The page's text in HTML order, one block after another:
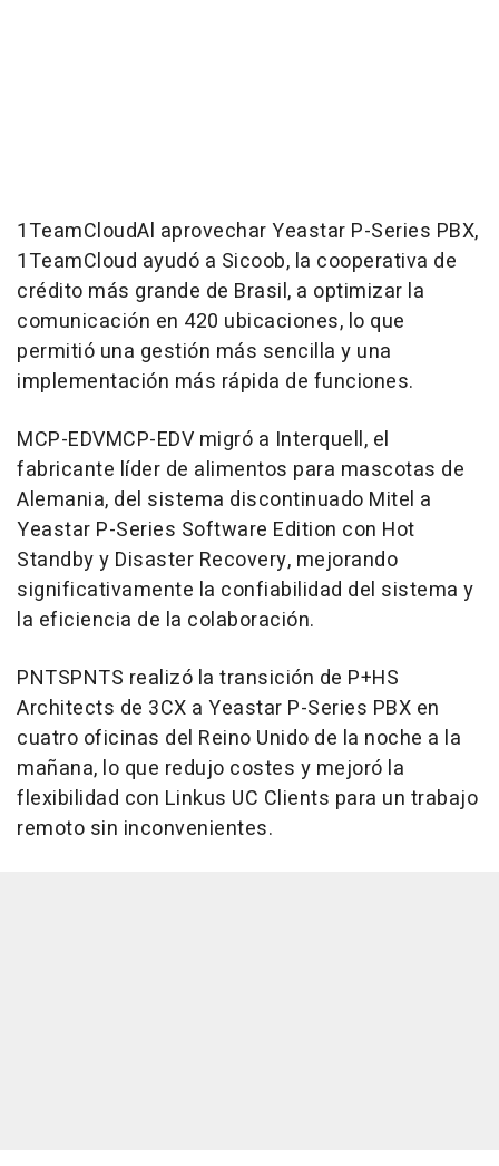
1TeamCloudAl aprovechar Yeastar P-Series PBX,
1TeamCloud ayudó a Sicoob, la cooperativa de
crédito más grande de Brasil, a optimizar la
comunicación en 420 ubicaciones, lo que
permitió una gestión más sencilla y una
implementación más rápida de funciones.
MCP-EDVMCP-EDV migró a Interquell, el
fabricante líder de alimentos para mascotas de
Alemania, del sistema discontinuado Mitel a
Yeastar P-Series Software Edition con Hot
Standby y Disaster Recovery, mejorando
significativamente la confiabilidad del sistema y
la eficiencia de la colaboración.
PNTSPNTS realizó la transición de P+HS
Architects de 3CX a Yeastar P-Series PBX en
cuatro oficinas del Reino Unido de la noche a la
mañana, lo que redujo costes y mejoró la
flexibilidad con Linkus UC Clients para un trabajo
remoto sin inconvenientes.